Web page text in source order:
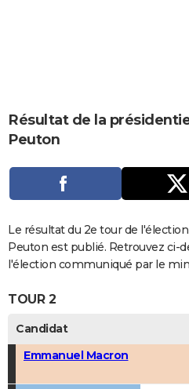
CARTE DE VOEUX
Carte de Noël
Carte Bonne année
Carte Saint-Valentin
Carte Pâques
Carte d'anniversaire
DICTIONNAIRE
Dictionnaire
Biographies
Expressions
Proverbes
PROGRAMME TV
S'inscrire
Se connecter
Lycées
Collèges
Primaires
Universités
Entreprises
Service militaire
Avis de recherche
AVIS DE DÉCÈS
Bricolage
Lifestyle
Culture
Sport
Auto
Television
Voyage
Cinema
Résultat de la
Peuton
Le résultat du 2e tour de
Peuton est publié. Retrouvez ci-
l'élection communiqué par le
TOUR 2
Candidat
Emmanuel Macron